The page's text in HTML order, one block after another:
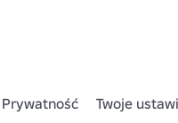
Prywatność Twoje